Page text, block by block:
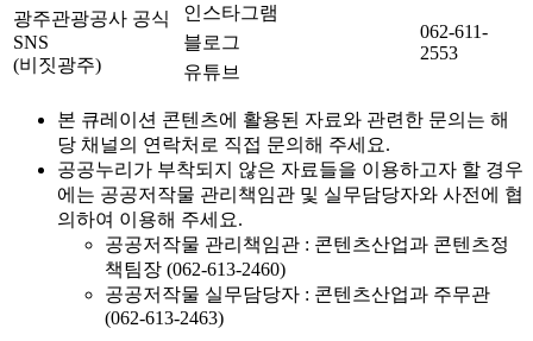
광주관광공사 공식
SNS
(비짓광주)
인스타그램
062-611-
2553
블로그
유튜브
본 큐레이션 콘텐츠에 활용된 자료와 관련한 문의는 해
당 채널의 연락처로 직접 문의해 주세요.
공공누리가 부착되지 않은 자료들을 이용하고자 할 경우
에는 공공저작물 관리책임관 및 실무담당자와 사전에 협
의하여 이용해 주세요.
공공저작물 관리책임관 : 콘텐츠산업과 콘텐츠정
책팀장 (062-613-2460)
공공저작물 실무담당자 : 콘텐츠산업과 주무관
(062-613-2463)